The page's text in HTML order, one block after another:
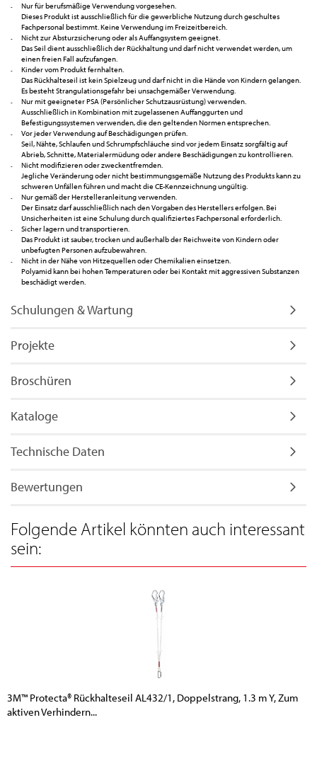
Nur für berufsmäßige Verwendung vorgesehen.
Dieses Produkt ist ausschließlich für die gewerbliche Nutzung durch geschultes
Fachpersonal bestimmt. Keine Verwendung im Freizeitbereich.
Nicht zur Absturzsicherung oder als Auffangsystem geeignet.
Das Seil dient ausschließlich der Rückhaltung und darf nicht verwendet werden, um
einen freien Fall aufzufangen.
Kinder vom Produkt fernhalten.
Das Rückhalteseil ist kein Spielzeug und darf nicht in die Hände von Kindern gelangen.
Es besteht Strangulationsgefahr bei unsachgemäßer Verwendung.
Nur mit geeigneter PSA (Persönlicher Schutzausrüstung) verwenden.
Ausschließlich in Kombination mit zugelassenen Auffanggurten und
Befestigungssystemen verwenden, die den geltenden Normen entsprechen.
Vor jeder Verwendung auf Beschädigungen prüfen.
Seil, Nähte, Schlaufen und Schrumpfschläuche sind vor jedem Einsatz sorgfältig auf
Abrieb, Schnitte, Materialermüdung oder andere Beschädigungen zu kontrollieren.
Nicht modifizieren oder zweckentfremden.
Jegliche Veränderung oder nicht bestimmungsgemäße Nutzung des Produkts kann zu
schweren Unfällen führen und macht die CE-Kennzeichnung ungültig.
Nur gemäß der Herstelleranleitung verwenden.
Der Einsatz darf ausschließlich nach den Vorgaben des Herstellers erfolgen. Bei
Unsicherheiten ist eine Schulung durch qualifiziertes Fachpersonal erforderlich.
Sicher lagern und transportieren.
Das Produkt ist sauber, trocken und außerhalb der Reichweite von Kindern oder
unbefugten Personen aufzubewahren.
Nicht in der Nähe von Hitzequellen oder Chemikalien einsetzen.
Polyamid kann bei hohen Temperaturen oder bei Kontakt mit aggressiven Substanzen
beschädigt werden.
Schulungen & Wartung
Projekte
Broschüren
Kataloge
Technische Daten
Bewertungen
Folgende Artikel könnten auch interessant
sein:
3M™ Protecta® Rückhalteseil AL432/1, Doppelstrang, 1.3 m Y, Zum
aktiven Verhindern...